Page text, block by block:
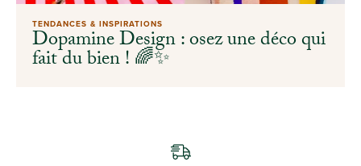
TENDANCES & INSPIRATIONS
Dopamine Design : osez une déco qui
fait du bien ! 🌈✨